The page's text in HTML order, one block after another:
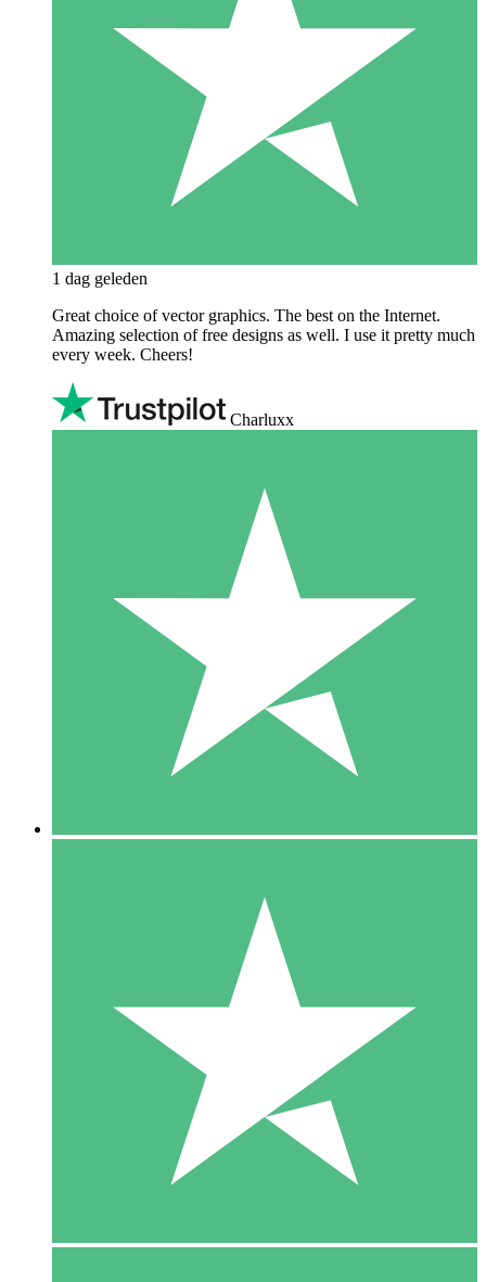
1 dag geleden
Great choice of vector graphics. The best on the Internet.
Amazing selection of free designs as well. I use it pretty much
every week. Cheers!
Charluxx